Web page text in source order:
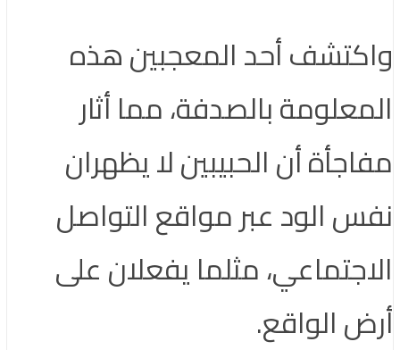
واكتشف أحد المعجبين هذه
المعلومة بالصدفة، مما أثار
مفاجأة أن الحبيبين لا يظهران
نفس الود عبر مواقع التواصل
الاجتماعي، مثلما يفعلان على
أرض الواقع.